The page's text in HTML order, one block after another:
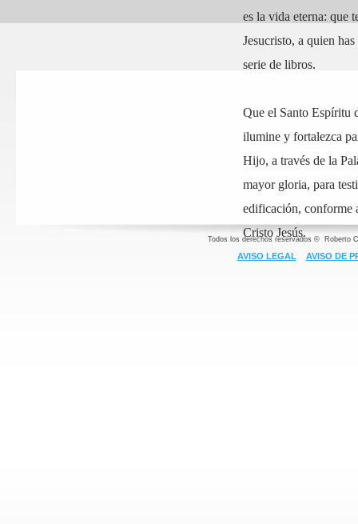
Todos los derechos reservados © Roberto
AVISO LEGAL AVISO DE
es la vida eterna: que
Jesucristo, a quien
serie de libros.
Que el Santo Espíritu
ilumine y fortalezca
Hijo, a través de la
mayor gloria, para
edificación, conforme
Cristo Jesús.